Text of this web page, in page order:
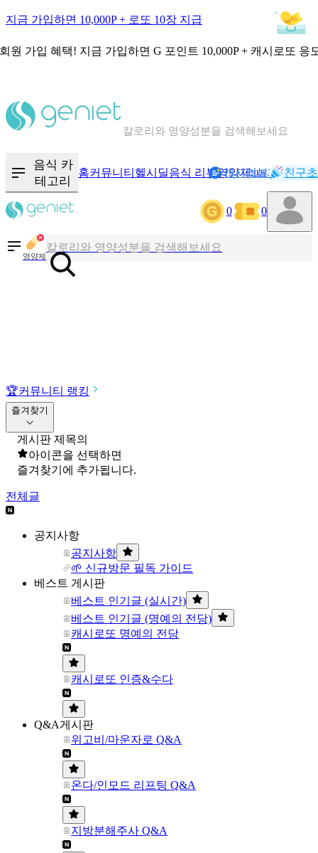
지금 가입하면 10,000P + 로또 10장 지급
원 가입 혜택! 지금 가입하면 G 포인트 10,000P + 캐시로또 응
칼로리와 영양성분을 검색해보세요
음식 카
테고리
홈커뮤니티 헬시딜음식 리뷰영양제NEW기록
캐시리뷰 친구
0 0
영양제
칼로리와 영양성분을 검색해보세요
혈당 · 다이어트 음식 검색해보세요
🏆커뮤니티 랭킹
즐겨찾기
게시판 제목의
아이콘을 선택하면
즐겨찾기에 추가됩니다.
전체글
공지사항
공지사항
🌱 신규방문 필독 가이드
베스트 게시판
베스트 인기글 (실시간)
베스트 인기글 (명예의 전당)
캐시로또 명예의 전당
캐시로또 인증&수다
Q&A게시판
위고비/마운자로 Q&A
온다/인모드 리프팅 Q&A
지방분해주사 Q&A